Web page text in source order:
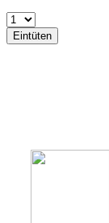
64L
64M
Eintüten